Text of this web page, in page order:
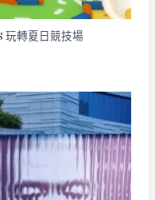
玩轉夏日競技場